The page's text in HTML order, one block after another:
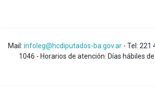
Mail: infoleg@hcdiputados-ba.gov.ar - Tel: 221
1046 - Horarios de atención: Días hábiles de